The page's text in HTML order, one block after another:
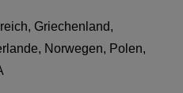
Griechenland,
Norwegen, Polen,